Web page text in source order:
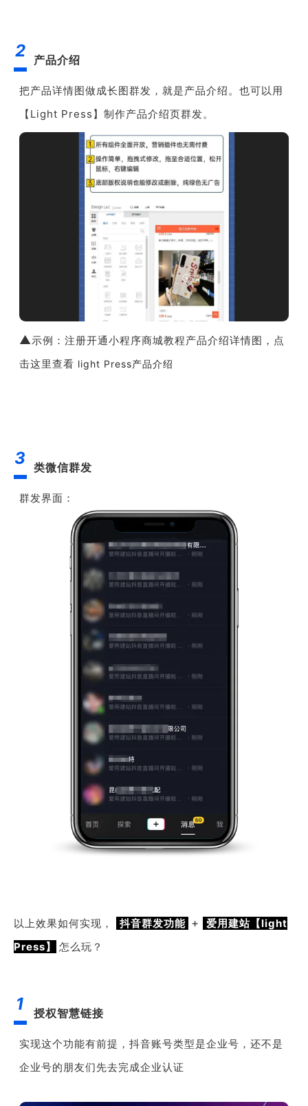
2 产品介绍
把产品详情图做成长图群发，就是产品介绍。也可以用
【Light Press】制作产品介绍页群发。
▲示例：注册开通小程序商城教程产品介绍详情图，点
击这里查看 light Press产品介绍
3 类微信群发
群发界面：
以上效果如何实现， 抖音群发功能 +
爱用建站【light
Press】
怎么玩？
1 授权智慧链接
实现这个功能有前提，抖音账号类型是企业号，还不是
企业号的朋友们先去完成企业认证